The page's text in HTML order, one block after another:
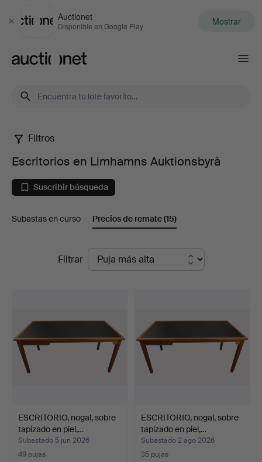
Cerrar
Auctionet
Disponible en Google Play Mostrar
Escritorios
en
Limhamns
Auktionsbyrå
Filtros
Escritorios en Limhamns Auktionsbyrå
Suscribir búsqueda
Subastas en curso Precios de remate(15)
Filtrar
ESCRITORIO, nogal, sobre
tapizado en piel,…
Subastado 5 jun 2026
49 pujas
ESCRITORIO, nogal, sobre
tapizado en piel,…
Subastado 2 ago 2026
35 pujas